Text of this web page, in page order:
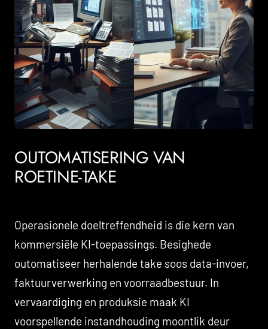
OUTOMATISERING VAN
ROETINE-TAKE
Operasionele doeltreffendheid is die kern van
kommersiële KI-toepassings. Besighede
outomatiseer herhalende take soos data-invoer,
faktuurverwerking en voorraadbestuur. In
vervaardiging en produksie maak KI
voorspellende instandhouding moontlik deur